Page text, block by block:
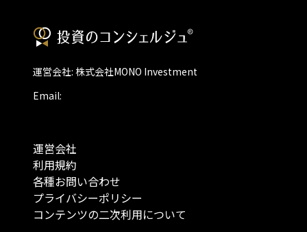
運営会社: 株式会社MONO Investment
Email:
運営会社
利用規約
各種お問い合わせ
プライバシーポリシー
コンテンツの二次利用について